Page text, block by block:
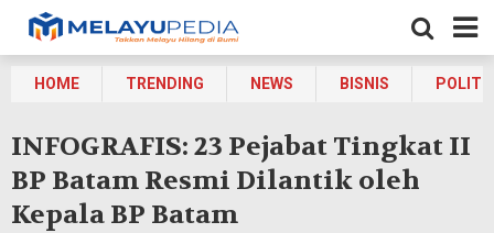
HOME TRENDING NEWS BISNIS
INFOGRAFIS: 23 Pejabat Tingkat II
BP Batam Resmi Dilantik oleh
Kepala BP Batam